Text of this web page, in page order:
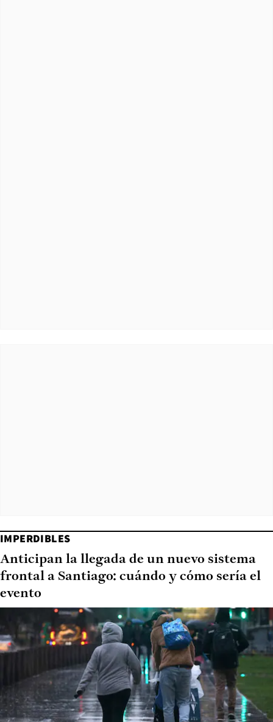
IMPERDIBLES
Anticipan la llegada de un nuevo sistema
frontal a Santiago: cuándo y cómo sería el
evento